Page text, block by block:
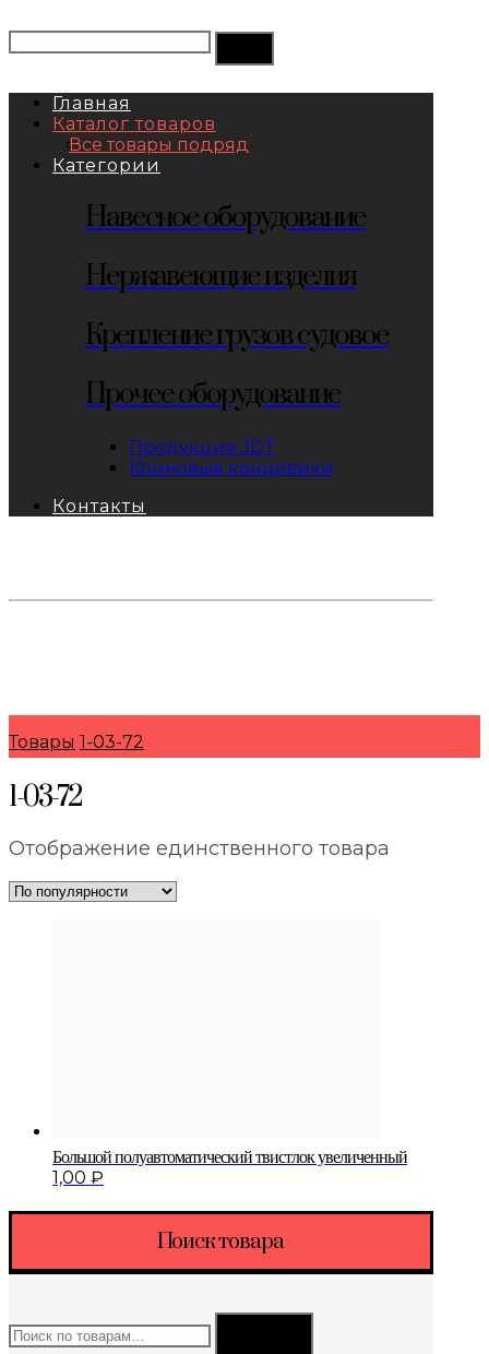
Главная
Каталог товаров
Все товары подряд
Категории
Навесное оборудование
Нержавеющие изделия
Крепление грузов судовое
Прочее оборудование
Продукция JDT
Клиновые концевики
Контакты
Товары 1-03-72
1-03-72
Отображение единственного товара
Большой полуавтоматический твистлок увеличенный
1,00 ₽
Поиск товара
Искать: